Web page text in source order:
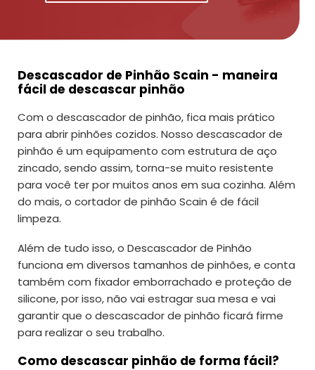
Descascador de Pinhão Scain - maneira
fácil de descascar pinhão
Com o descascador de pinhão, fica mais prático
para abrir pinhões cozidos. Nosso descascador de
pinhão é um equipamento com estrutura de aço
zincado, sendo assim, torna-se muito resistente
para você ter por muitos anos em sua cozinha. Além
do mais, o cortador de pinhão Scain é de fácil
limpeza.
Além de tudo isso, o Descascador de Pinhão
funciona em diversos tamanhos de pinhões, e conta
também com fixador emborrachado e proteção de
silicone, por isso, não vai estragar sua mesa e vai
garantir que o descascador de pinhão ficará firme
para realizar o seu trabalho.
Como descascar pinhão de forma fácil?